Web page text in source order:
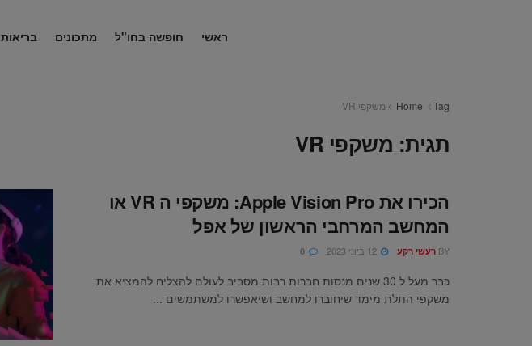
ראשי חופשה בחו"ל מתכונים בריאות
Home Tag משקפי VR
תגית: משקפי VR
הכירו את Apple Vision Pro: משקפי ה VR או
המחשב המרחבי הראשון של אפל
BY רעשי רקע
כבר מעל ל 30 שנים מנסות חברות רבות מסביב לעולם להצליח להמציא את
משקפי התלת מימד שיחוברו למחשב ושיאפשרו למשתמשים ...